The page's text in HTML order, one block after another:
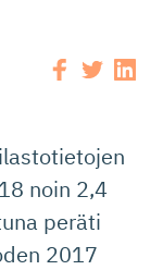
noin 2,4
peräti
2017